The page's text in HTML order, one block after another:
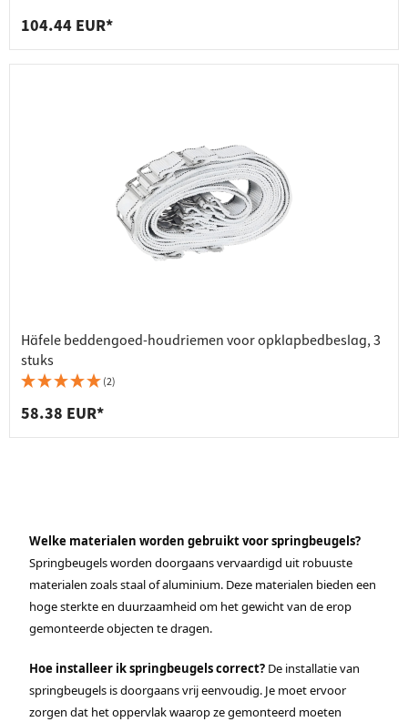
104.44 EUR*
Häfele beddengoed-houdriemen voor opklapbedbeslag, 3
stuks
(2)
58.38 EUR*
Welke materialen worden gebruikt voor springbeugels?
Springbeugels worden doorgaans vervaardigd uit robuuste
materialen zoals staal of aluminium. Deze materialen bieden een
hoge sterkte en duurzaamheid om het gewicht van de erop
gemonteerde objecten te dragen.
Hoe installeer ik springbeugels correct? De installatie van
springbeugels is doorgaans vrij eenvoudig. Je moet ervoor
zorgen dat het oppervlak waarop ze gemonteerd moeten